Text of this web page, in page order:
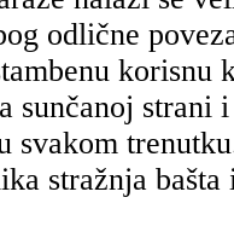
odlične
sunčanoj strani
svakom
stražnja